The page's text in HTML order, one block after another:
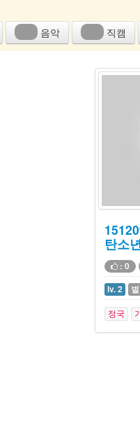
음악 직캠
탄소
: 0
lv. 2
정국